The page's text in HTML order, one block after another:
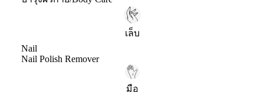
เล็บ
Nail
Nail Polish Remover
มือ